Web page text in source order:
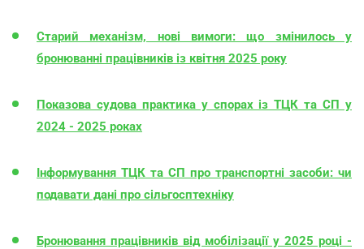
Старий механізм, нові вимоги: що змінилось у
бронюванні працівників із квітня 2025 року
Показова судова практика у спорах із ТЦК та СП у
2024 - 2025 роках
Інформування ТЦК та СП про транспортні засоби: чи
подавати дані про сільгосптехніку
Бронювання працівників від мобілізації у 2025 році -